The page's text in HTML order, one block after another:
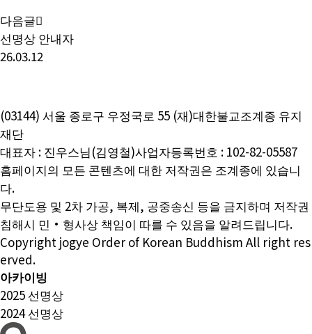
다음글
선명상 안내자
26.03.12
(03144) 서울 종로구 우정국로 55 (재)대한불교조계종 유지
재단
대표자 : 진우스님(김영철)사업자등록번호 : 102-82-05587
홈페이지의 모든 콘텐츠에 대한 저작권은 조계종에 있습니
다.
무단도용 및 2차 가공, 복제, 공중송신 등을 금지하며 저작권
침해시 민·형사상 책임이 따를 수 있음을 알려드립니다.
Copyright jogye Order of Korean Buddhism All right res
erved.
아카이빙
2025 선명상
2024 선명상